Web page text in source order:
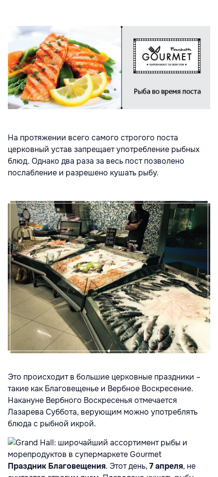
На протяжении всего самого строгого поста
церковный устав запрещает употребление рыбных
блюд. Однако два раза за весь пост позволено
послабление и разрешено кушать рыбу.
Это происходит в большие церковные праздники –
такие как Благовещенье и Вербное Воскресение.
Накануне Вербного Воскресенья отмечается
Лазарева Суббота, верующим можно употреблять
блюда с рыбной икрой.
Праздник Благовещения. Этот день, 7 апреля, не